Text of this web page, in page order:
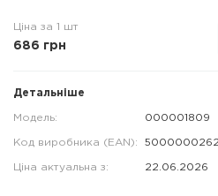
Ціна за 1 шт
686 грн
Детальніше
Модель: 000001809
Код виробника (EAN):
Ціна актуальна з: 22.06.2026